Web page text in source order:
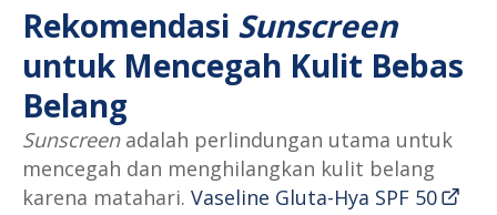
Rekomendasi Sunscreen
untuk Mencegah Kulit Bebas
Belang
Sunscreenadalah perlindungan utama untuk
mencegah dan menghilangkan kulit belang
karena matahari. Vaseline Gluta-Hya SPF 50